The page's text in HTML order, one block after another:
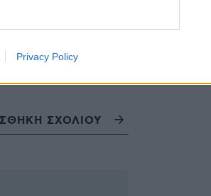
Privacy Policy
και τον Κόσμο, τη
ΣΧΟΛΙΟΥ